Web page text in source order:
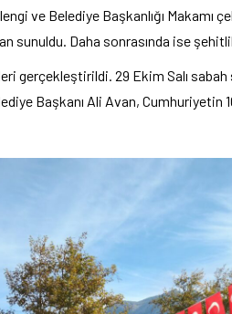
ve Belediye Başkanlığı Makamı
sunuldu. Daha sonrasında ise
gerçekleştirildi. 29 Ekim Salı
Başkanı Ali Avan, Cumhuriyetin